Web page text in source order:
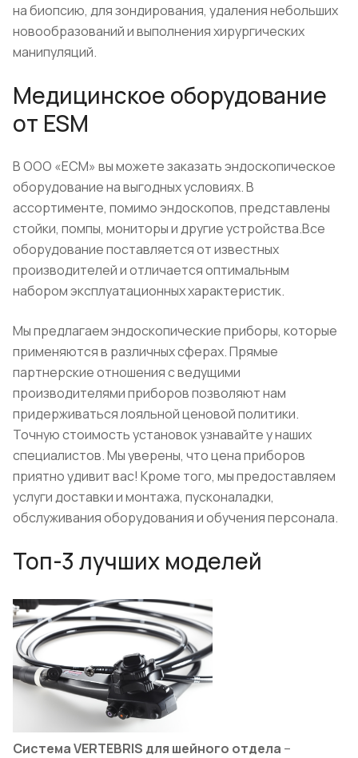
на биопсию, для зондирования, удаления небольших
новообразований и выполнения хирургических
манипуляций.
Медицинское оборудование
от ESM
В ООО «ЕСМ» вы можете заказать эндоскопическое
оборудование на выгодных условиях. В
ассортименте, помимо эндоскопов, представлены
стойки, помпы, мониторы и другие устройства.​Все
оборудование поставляется от известных
производителей и отличается оптимальным
набором эксплуатационных характеристик.
Мы предлагаем эндоскопические приборы, которые
применяются в различных сферах. Прямые
партнерские отношения с ведущими
производителями приборов позволяют нам
придерживаться лояльной ценовой политики.
Точную стоимость установок узнавайте у наших
специалистов. Мы уверены, что цена приборов
приятно удивит вас! Кроме того, мы предоставляем
услуги доставки и монтажа, пусконаладки,
обслуживания оборудования и обучения персонала.
Топ-3 лучших моделей
Система VERTEBRIS для шейного отдела –